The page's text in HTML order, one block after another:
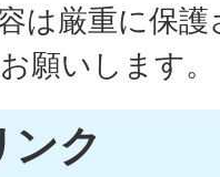
は厳重に保
願いします。
ンク